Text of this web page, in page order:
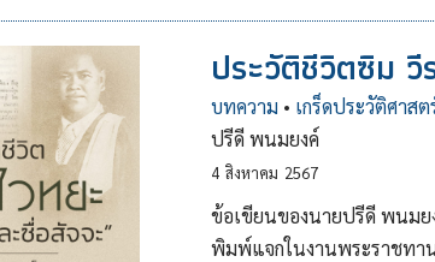
ประวัติชีวิตซิม
บทความ • เกร็ดประวัติศาสต
ปรีดี พนมยงค์
4 สิงหาคม 2567
ข้อเขียนของนายปรีดี พนมย
พิมพ์แจกในงานพระราชทา